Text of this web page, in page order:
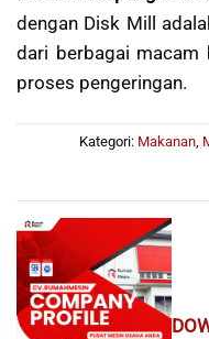
dengan Disk Mill
dari berbagai macam
proses pengeringan.
Kategori: Makanan